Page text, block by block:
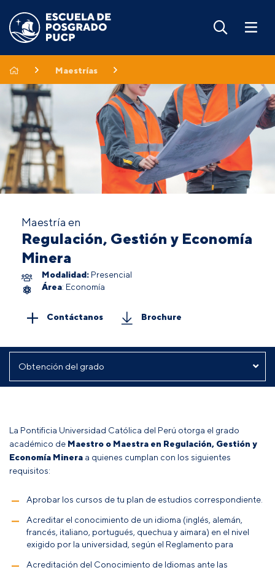
Maestrías
Maestría en
Regulación, Gestión y Economía
Minera
Modalidad: Presencial
Área: Economía
Contáctanos Brochure
La Pontificia Universidad Católica del Perú otorga el grado
académico de Maestro o Maestra en Regulación, Gestión y
Economía Minera a quienes cumplan con los siguientes
requisitos:
Aprobar los cursos de tu plan de estudios correspondiente.
Acreditar el conocimiento de un idioma (inglés, alemán,
francés, italiano, portugués, quechua y aimara) en el nivel
exigido por la universidad, según el Reglamento para
Acreditación del Conocimiento de Idiomas ante las